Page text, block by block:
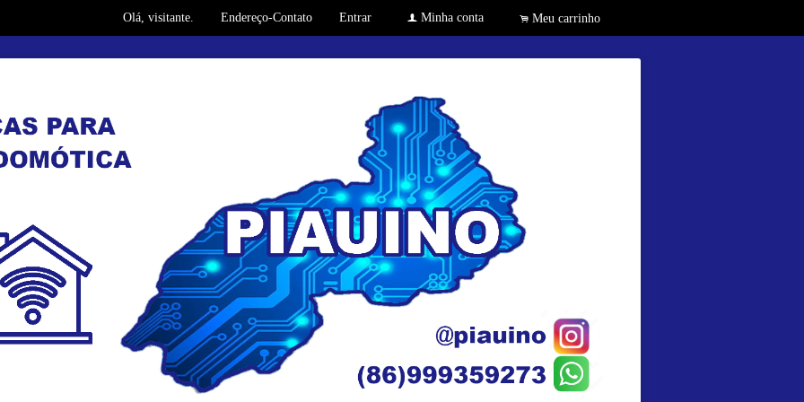
Olá, visitante. Endereço-Contato Entrar f Minha conta . Meu carrinho